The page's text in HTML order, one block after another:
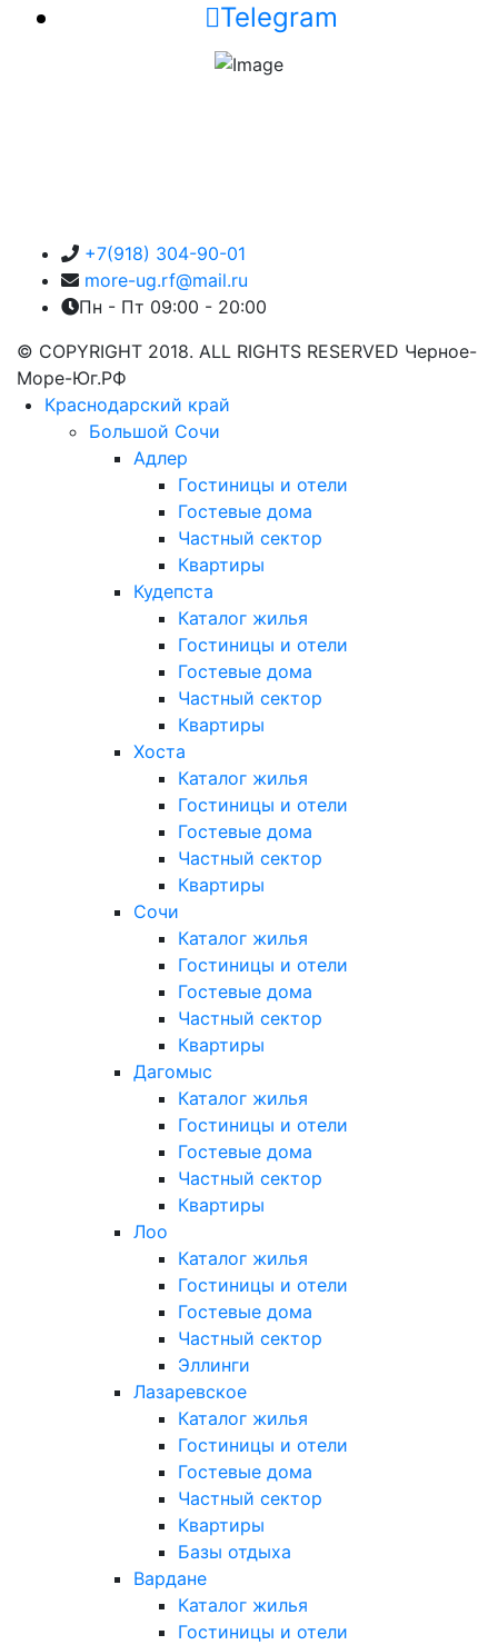
Telegram
+7(918) 304-90-01
more-ug.rf@mail.ru
Пн - Пт 09:00 - 20:00
© COPYRIGHT 2018. ALL RIGHTS RESERVED Черное-
Море-Юг.РФ
Краснодарский край
Большой Сочи
Адлер
Гостиницы и отели
Гостевые дома
Частный сектор
Квартиры
Кудепста
Каталог жилья
Гостиницы и отели
Гостевые дома
Частный сектор
Квартиры
Хоста
Каталог жилья
Гостиницы и отели
Гостевые дома
Частный сектор
Квартиры
Сочи
Каталог жилья
Гостиницы и отели
Гостевые дома
Частный сектор
Квартиры
Дагомыс
Каталог жилья
Гостиницы и отели
Гостевые дома
Частный сектор
Квартиры
Лоо
Каталог жилья
Гостиницы и отели
Гостевые дома
Частный сектор
Эллинги
Лазаревское
Каталог жилья
Гостиницы и отели
Гостевые дома
Частный сектор
Квартиры
Базы отдыха
Вардане
Каталог жилья
Гостиницы и отели